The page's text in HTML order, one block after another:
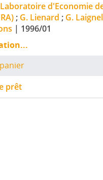
d'Economie
; G. Lienard ; G. Laignel
| 1996/01
prêt